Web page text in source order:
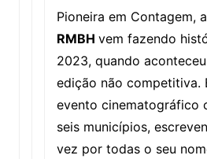
Pioneira em Contagem, a
RMBH vem fazendo
2023, quando
edição não competitiva.
evento cinematográfico
seis municípios,
vez por todas o seu